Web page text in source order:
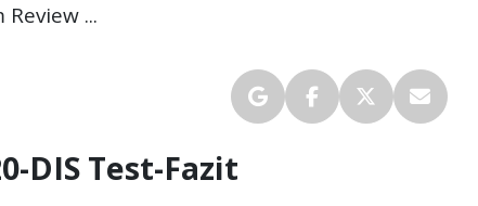
...
DIS Test-Fazit